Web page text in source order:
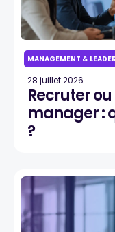
MANAGEMENT &
28 juillet 2026
Recruter
manager :
?